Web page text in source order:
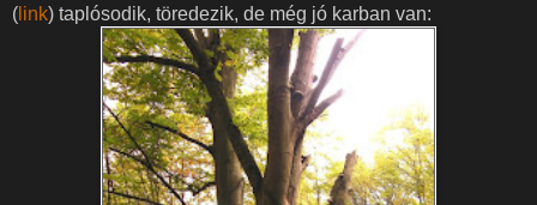
( link) taplósodik, töredezik, de még jó karban van: